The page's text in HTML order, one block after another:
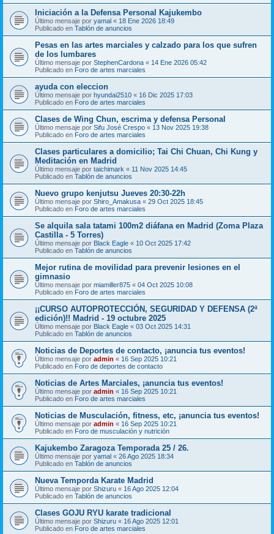
Iniciación a la Defensa Personal Kajukembo
Último mensaje por yamal « 18 Ene 2026 18:49
Publicado en Tablón de anuncios
Pesas en las artes marciales y calzado para los que sufren
de los lumbares
Último mensaje por StephenCardona « 14 Ene 2026 05:42
Publicado en Foro de artes marciales
ayuda con eleccion
Último mensaje por hyundai2510 « 16 Dic 2025 17:03
Publicado en Foro de artes marciales
Clases de Wing Chun, escrima y defensa Personal
Último mensaje por Sifu José Crespo « 13 Nov 2025 19:38
Publicado en Foro de artes marciales
Clases particulares a domicilio; Tai Chi Chuan, Chi Kung y
Meditación en Madrid
Último mensaje por taichimark « 11 Nov 2025 14:45
Publicado en Tablón de anuncios
Nuevo grupo kenjutsu Jueves 20:30-22h
Último mensaje por Shiro_Amakusa « 29 Oct 2025 18:45
Publicado en Foro de artes marciales
Se alquila sala tatami 100m2 diáfana en Madrid (Zoma Plaza
Castilla - 5 Torres)
Último mensaje por Black Eagle « 10 Oct 2025 17:42
Publicado en Tablón de anuncios
Mejor rutina de movilidad para prevenir lesiones en el
gimnasio
Último mensaje por miamiller875 « 04 Oct 2025 10:08
Publicado en Foro de artes marciales
¡¡CURSO AUTOPROTECCIÓN, SEGURIDAD Y DEFENSA (2ª
edición)!! Madrid - 19 octubre 2025
Último mensaje por Black Eagle « 03 Oct 2025 14:31
Publicado en Tablón de anuncios
Noticias de Deportes de contacto, ¡anuncia tus eventos!
Último mensaje por admin « 16 Sep 2025 10:21
Publicado en Foro de deportes de contacto
Noticias de Artes Marciales, ¡anuncia tus eventos!
Último mensaje por admin « 16 Sep 2025 10:21
Publicado en Foro de artes marciales
Noticias de Musculación, fitness, etc, ¡anuncia tus eventos!
Último mensaje por admin « 16 Sep 2025 10:21
Publicado en Foro de musculación y nutrición
Kajukembo Zaragoza Temporada 25 / 26.
Último mensaje por yamal « 26 Ago 2025 18:34
Publicado en Tablón de anuncios
Nueva Temporda Karate Madrid
Último mensaje por Shizuru « 16 Ago 2025 12:04
Publicado en Tablón de anuncios
Clases GOJU RYU karate tradicional
Último mensaje por Shizuru « 16 Ago 2025 12:01
Publicado en Foro de artes marciales